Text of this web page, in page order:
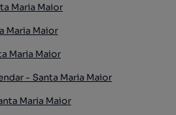
Maria Maior
Maria Maior
Maria Maior
- Santa Maria Maior
Maria Maior